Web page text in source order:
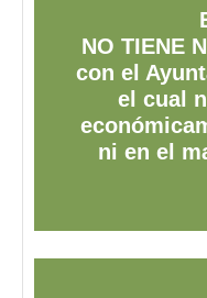
NO TIENE
con el
el cual
ni en el